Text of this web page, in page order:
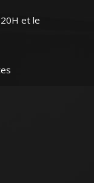
et le